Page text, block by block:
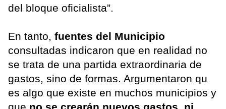
del bloque oficialista”.
En tanto, fuentes del Municipio
consultadas indicaron que en realidad no
se trata de una partida extraordinaria de
gastos, sino de formas. Argumentaron qu
es algo que existe en muchos municipios y
que no se crearán nuevos gastos, ni